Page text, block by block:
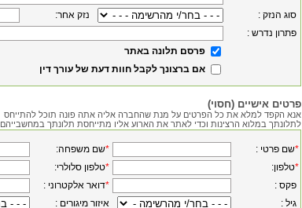
:נזק אחר
פרסם תלונה באתר
אם ברצונך לקבל חוות דעת של עורך דין
פרטים אישיים (חסוי)
אנא הקפד למלא את כל הפרטים על מנת שהחברה אליה אתה פונה תוכל להתייחס
לתלונתך במלוא הרצינות וכדי לאתר את הארוע אליו מתייחסת תלונתך במחשבייהם.
:שם משפחה* : שם פרטי*
:טלפון סלולרי* :טלפון*
: דואר אלקטרוני*
: איזור מיגורים